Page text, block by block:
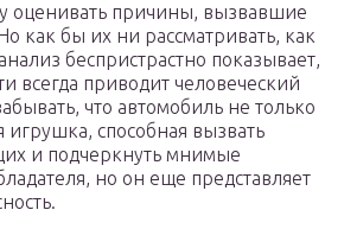
оценивать причины, вызвавшие
как бы их ни рассматривать, как
беспристрастно показывает,
всегда приводит человеческий
что автомобиль не только
игрушка, способная вызвать
и подчеркнуть мнимые
но он еще представляет